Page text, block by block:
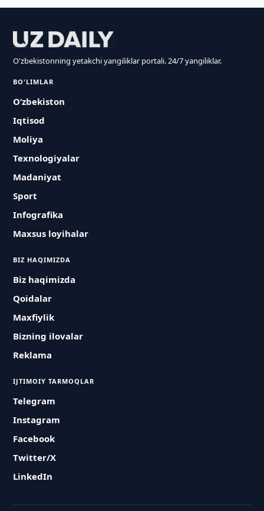
O'zbekistonning yetakchi yangiliklar portali. 24/7 yangiliklar.
BO'LIMLAR
O‘zbekiston
Iqtisod
Moliya
Texnologiyalar
Madaniyat
Sport
Infografika
Maxsus loyihalar
BIZ HAQIMIZDA
Biz haqimizda
Qoidalar
Maxfiylik
Bizning ilovalar
Reklama
IJTIMOIY TARMOQLAR
Telegram
Instagram
Facebook
Twitter/X
LinkedIn